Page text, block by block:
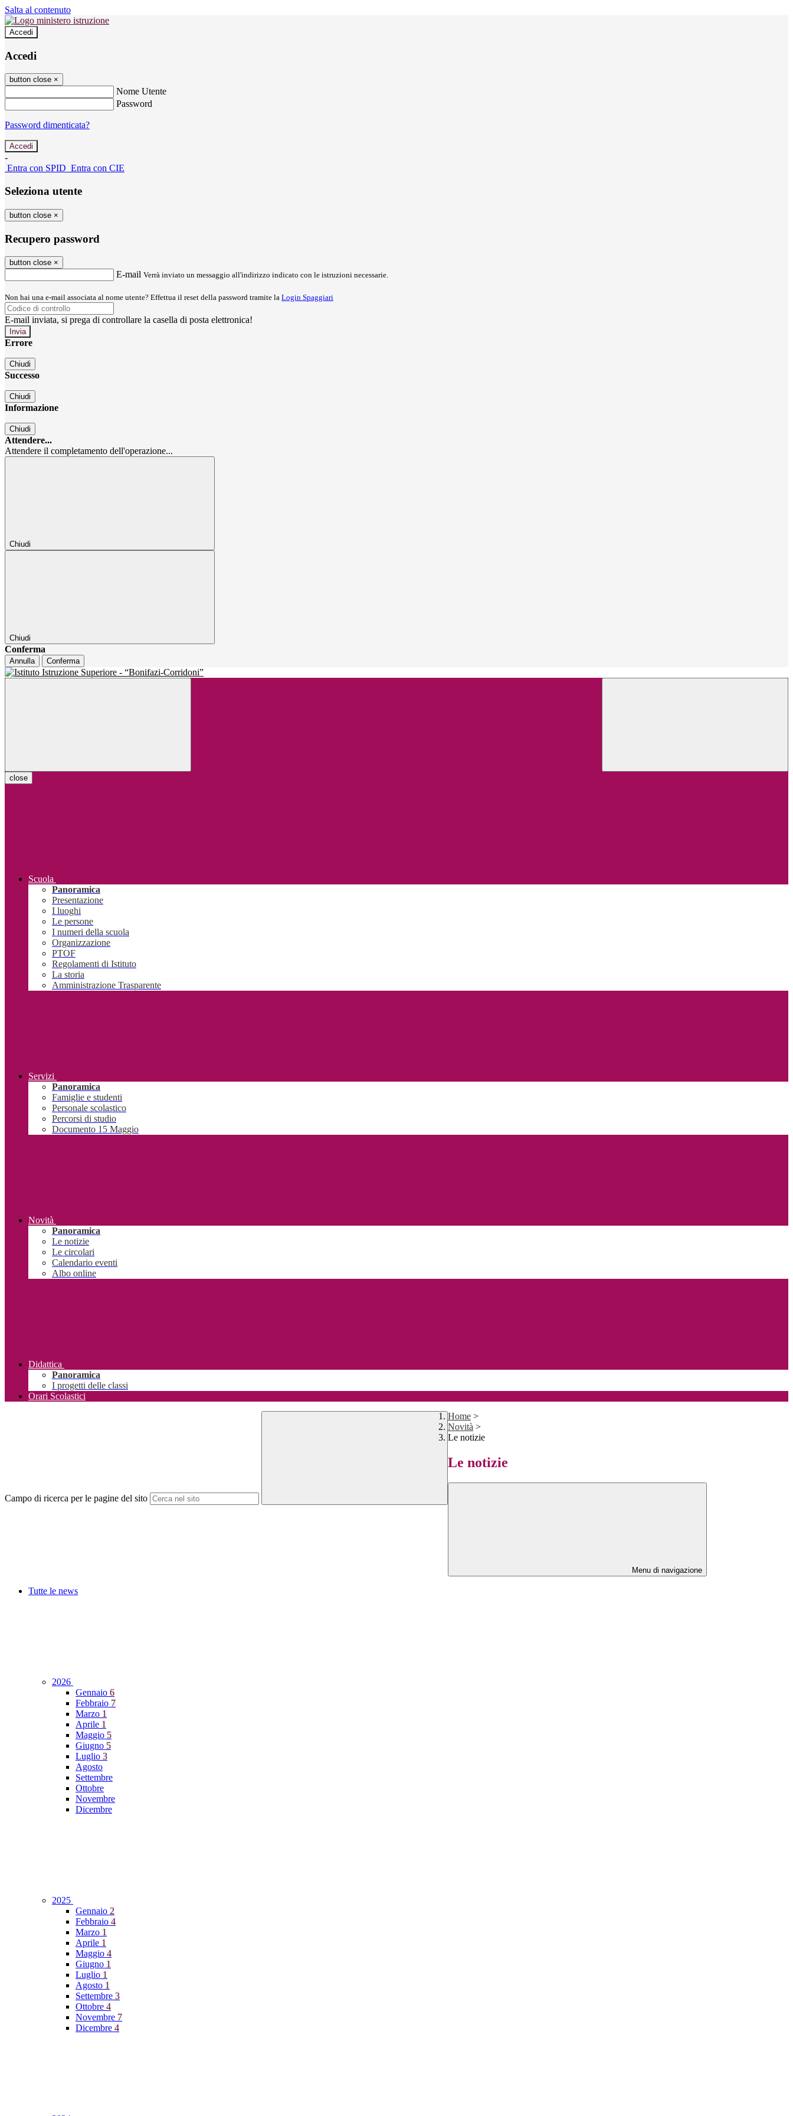
Salta al contenuto
Accedi
Accedi
button close ×
Nome Utente
Password
Password dimenticata?
-
Entra con SPID Entra con CIE
Seleziona utente
button close ×
Recupero password
button close ×
E-mail Verrà inviato un messaggio all'indirizzo indicato con le istruzioni necessarie.
Non hai una e-mail associata al nome utente? Effettua il reset della password tramite la Login Spaggiari
E-mail inviata, si prega di controllare la casella di posta elettronica!
Errore
Chiudi
Successo
Chiudi
Informazione
Chiudi
Attendere...
Attendere il completamento dell'operazione...
Chiudi
Chiudi
Conferma
Annulla Conferma
close
Scuola
Panoramica
Presentazione
I luoghi
Le persone
I numeri della scuola
Organizzazione
PTOF
Regolamenti di Istituto
La storia
Amministrazione Trasparente
Servizi
Panoramica
Famiglie e studenti
Personale scolastico
Percorsi di studio
Documento 15 Maggio
Novità
Panoramica
Le notizie
Le circolari
Calendario eventi
Albo online
Didattica
Panoramica
I progetti delle classi
Orari Scolastici
Campo di ricerca per le pagine del sito
Home >
Novità >
Le notizie
Le notizie
Menu di navigazione
Tutte le news
2026
Gennaio 6
Febbraio 7
Marzo 1
Aprile 1
Maggio 5
Giugno 5
Luglio 3
Agosto
Settembre
Ottobre
Novembre
Dicembre
2025
Gennaio 2
Febbraio 4
Marzo 1
Aprile 1
Maggio 4
Giugno 1
Luglio 1
Agosto 1
Settembre 3
Ottobre 4
Novembre 7
Dicembre 4